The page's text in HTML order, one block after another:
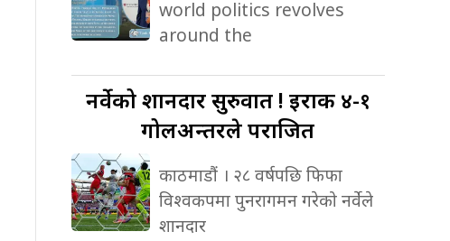
world politics revolves
around the
नर्वेकोशानदार सुरुवात ! इराक ४-१
गोलअन्तरले पराजित
काठमाडौं । २८ वर्षपछि फिफा
विश्वकपमा पुनरागमन गरेको नर्वेले
शानदार